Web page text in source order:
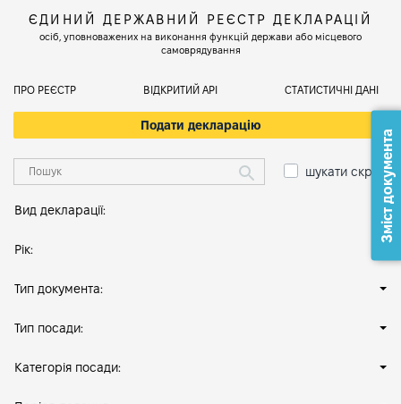
ЄДИНИЙ ДЕРЖАВНИЙ РЕЄСТР ДЕКЛАРАЦІЙ
осіб, уповноважених на виконання функцій держави або місцевого
самоврядування
ПРО РЕЄСТР ВІДКРИТИЙ АРІ СТАТИСТИЧНІ ДАНІ
Подати декларацію
шукати скрізь
Вид декларації:
Рік:
Тип документа:
Тип посади:
Категорія посади:
Зміст документа